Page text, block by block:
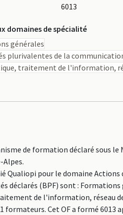
6013
domaines de spécialité
générales
plurivalentes de la
traitement de l'information,
de formation déclaré sous
Alpes.
Qualiopi pour le domaine Actions
déclarés (BPF) sont :
de l'information, réseau
formateurs. Cet OF a formé